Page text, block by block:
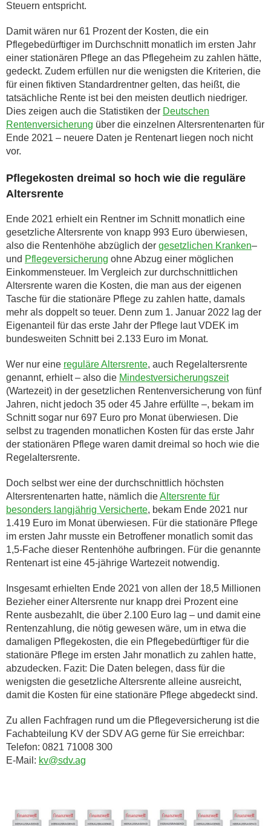
Steuern entspricht.
Damit wären nur 61 Prozent der Kosten, die ein
Pflegebedürftiger im Durchschnitt monatlich im ersten Jahr
einer stationären Pflege an das Pflegeheim zu zahlen hätte,
gedeckt. Zudem erfüllen nur die wenigsten die Kriterien, die
für einen fiktiven Standardrentner gelten, das heißt, die
tatsächliche Rente ist bei den meisten deutlich niedriger.
Dies zeigen auch die Statistiken der Deutschen
Rentenversicherung über die einzelnen Altersrentenarten für
Ende 2021 – neuere Daten je Rentenart liegen noch nicht
vor.
Pflegekosten dreimal so hoch wie die reguläre
Altersrente
Ende 2021 erhielt ein Rentner im Schnitt monatlich eine
gesetzliche Altersrente von knapp 993 Euro überwiesen,
also die Rentenhöhe abzüglich der gesetzlichen Kranken–
und Pflegeversicherung ohne Abzug einer möglichen
Einkommensteuer. Im Vergleich zur durchschnittlichen
Altersrente waren die Kosten, die man aus der eigenen
Tasche für die stationäre Pflege zu zahlen hatte, damals
mehr als doppelt so teuer. Denn zum 1. Januar 2022 lag der
Eigenanteil für das erste Jahr der Pflege laut VDEK im
bundesweiten Schnitt bei 2.133 Euro im Monat.
Wer nur eine reguläre Altersrente, auch Regelaltersrente
genannt, erhielt – also die Mindestversicherungszeit
(Wartezeit) in der gesetzlichen Rentenversicherung von fünf
Jahren, nicht jedoch 35 oder 45 Jahre erfüllte –, bekam im
Schnitt sogar nur 697 Euro pro Monat überwiesen. Die
selbst zu tragenden monatlichen Kosten für das erste Jahr
der stationären Pflege waren damit dreimal so hoch wie die
Regelaltersrente.
Doch selbst wer eine der durchschnittlich höchsten
Altersrentenarten hatte, nämlich dieAltersrente für
besonders langjährig Versicherte, bekam Ende 2021 nur
1.419 Euro im Monat überwiesen. Für die stationäre Pflege
im ersten Jahr musste ein Betroffener monatlich somit das
1,5-Fache dieser Rentenhöhe aufbringen. Für die genannte
Rentenart ist eine 45-jährige Wartezeit notwendig.
Insgesamt erhielten Ende 2021 von allen der 18,5 Millionen
Bezieher einer Altersrente nur knapp drei Prozent eine
Rente ausbezahlt, die über 2.100 Euro lag – und damit eine
Rentenzahlung, die nötig gewesen wäre, um in etwa die
damaligen Pflegekosten, die ein Pflegebedürftiger für die
stationäre Pflege im ersten Jahr monatlich zu zahlen hatte,
abzudecken. Fazit: Die Daten belegen, dass für die
wenigsten die gesetzliche Altersrente alleine ausreicht,
damit die Kosten für eine stationäre Pflege abgedeckt sind.
Zu allen Fachfragen rund um die Pflegeversicherung ist die
Fachabteilung KV der SDV AG gerne für Sie erreichbar:
Telefon: 0821 71008 300
E-Mail: kv@sdv.ag